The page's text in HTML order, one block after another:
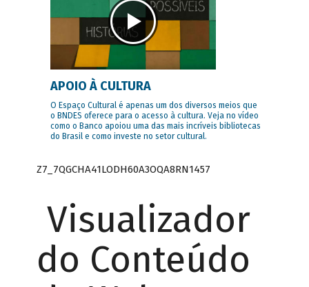
APOIO À CULTURA
O Espaço Cultural é apenas um dos diversos meios que
o BNDES oferece para o acesso à cultura. Veja no vídeo
como o Banco apoiou uma das mais incríveis bibliotecas
do Brasil e como investe no setor cultural.
Z7_7QGCHA41LODH60A3OQA8RN1457
Visualizador
do Conteúdo